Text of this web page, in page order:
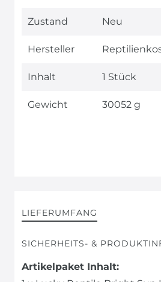
Technisches
Wert
Zustand Neu
Hersteller
Inhalt 1 Stück
Gewicht 30052 g
LIEFERUMFANG
SICHERHEITS- &
Artikelpaket Inhalt: